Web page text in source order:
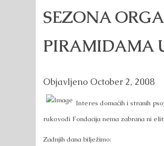
SEZONA
PIRAMIDAMA
Objavljeno October 2, 2008
Interes domaćih i stranih
rukovodi Fondacija nema zabrana ni
Zadnjih dana bilježimo: